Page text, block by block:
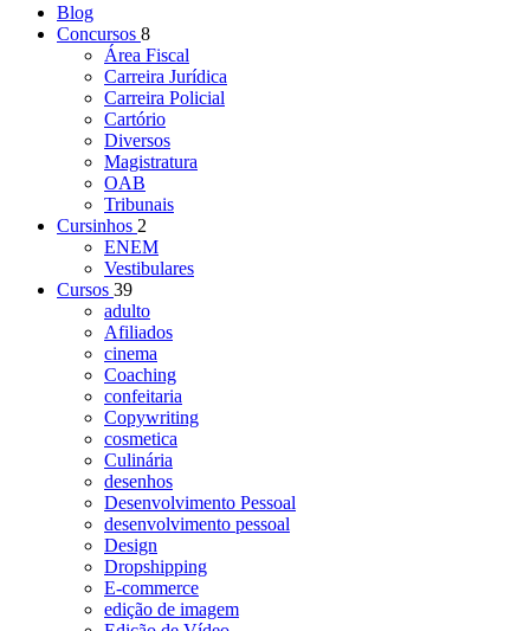
Blog
Concursos 8
Área Fiscal
Carreira Jurídica
Carreira Policial
Cartório
Diversos
Magistratura
OAB
Tribunais
Cursinhos 2
ENEM
Vestibulares
Cursos 39
adulto
Afiliados
cinema
Coaching
confeitaria
Copywriting
cosmetica
Culinária
desenhos
Desenvolvimento Pessoal
desenvolvimento pessoal
Design
Dropshipping
E-commerce
edição de imagem